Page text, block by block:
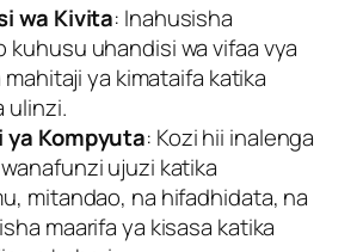
wa Kivita: Inahusisha
kuhusu uhandisi wa vifaa vya
mahitaji ya kimataifa katika
ulinzi.
ya Kompyuta: Kozi hii inalenga
ujuzi katika
mitandao, na hifadhidata, na
maarifa ya kisasa katika